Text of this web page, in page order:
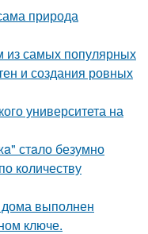
природа
из самых популярных
и создания ровных
университета на
стaло безумно
количеству
дома выполнен
ключе.